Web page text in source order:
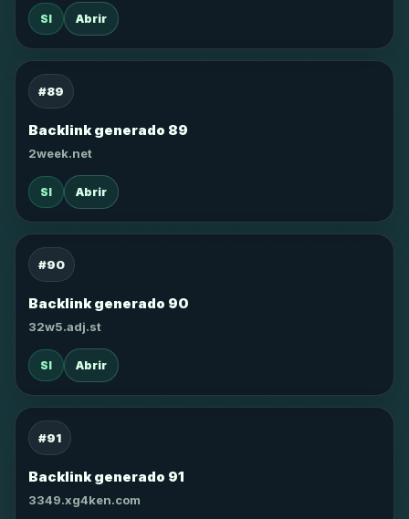
SI Abrir
#89
Backlink generado 89
2week.net
SI Abrir
#90
Backlink generado 90
32w5.adj.st
SI Abrir
#91
Backlink generado 91
3349.xg4ken.com